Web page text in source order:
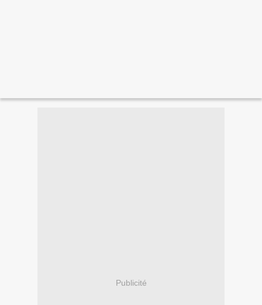
Publicité